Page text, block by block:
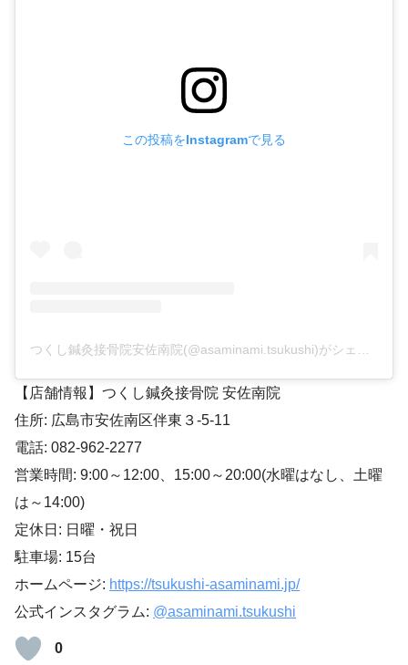
この投稿をInstagramで見る
【店舗情報】つくし鍼灸接骨院 安佐南院
住所: 広島市安佐南区伴東３-5-11
電話: 082-962-2277
営業時間: 9:00～12:00、15:00～20:00(水曜はなし、土曜
は～14:00)
定休日: 日曜・祝日
駐車場: 15台
ホームページ: https://tsukushi-asaminami.jp/
公式インスタグラム: @asaminami.tsukushi
0